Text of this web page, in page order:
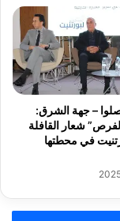
– جهة الشرق:
شعار القافلة
في محطتها